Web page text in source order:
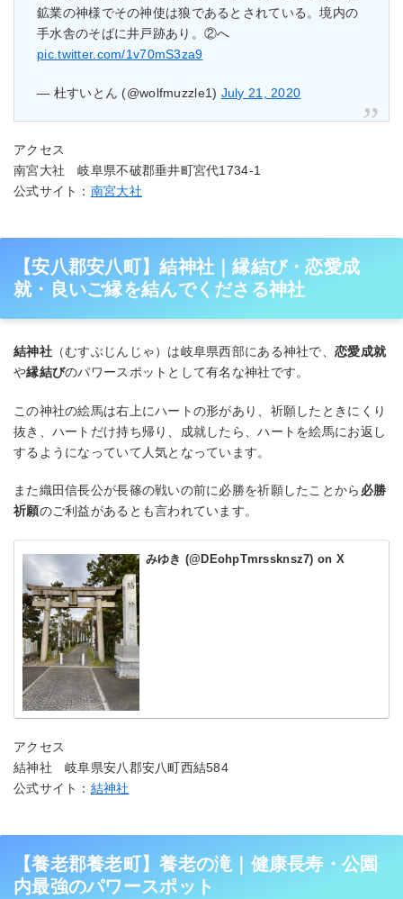
鉱業の神様でその神使は狼であるとされている。境内の
手水舎のそばに井戸跡あり。②へ
pic.twitter.com/1v70mS3za9
— 杜すいとん (@wolfmuzzle1) July 21, 2020
アクセス
南宮大社 岐阜県不破郡垂井町宮代1734-1
公式サイト： 南宮大社
【安八郡安八町】結神社｜縁結び・恋愛成
就・良いご縁を結んでくださる神社
結神社（むすぶじんじゃ）は岐阜県西部にある神社で、恋愛成就
や縁結びのパワースポットとして有名な神社です。
この神社の絵馬は右上にハートの形があり、祈願したときにくり
抜き、ハートだけ持ち帰り、成就したら、ハートを絵馬にお返し
するようになっていて人気となっています。
また織田信長公が長篠の戦いの前に必勝を祈願したことから 必勝
祈願のご利益があるとも言われています。
みゆき (@DEohpTmrssknsz7) on X
アクセス
結神社 岐阜県安八郡安八町西結584
公式サイト： 結神社
【養老郡養老町】養老の滝｜健康長寿・公園
内最強のパワースポット